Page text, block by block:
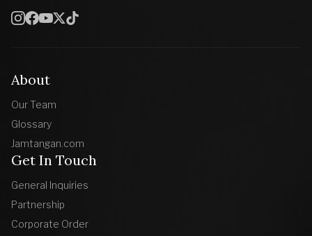
About
Our Team
Glossary
Jamtangan.com
Get In Touch
General Inquiries
Partnership
Corporate Order